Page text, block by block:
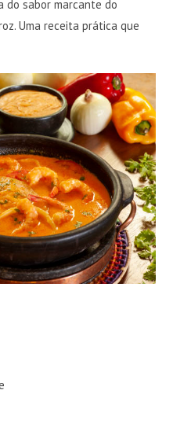
sabor marcante do
Uma receita prática que